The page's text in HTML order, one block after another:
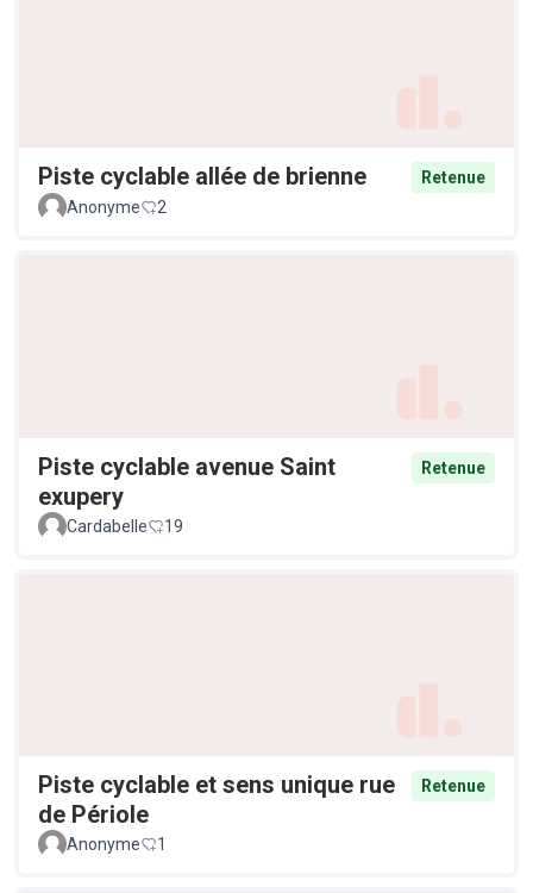
Piste cyclable allée de brienne
Retenue
Anonyme
2
Piste cyclable avenue Saint
exupery
Retenue
Cardabelle 19
Piste cyclable et sens unique rue
de Périole
Retenue
Anonyme 1